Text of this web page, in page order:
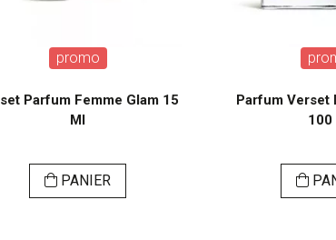
promo
Parfum Femme Glam 15
Ml
PANIER
Parfum Verset
100